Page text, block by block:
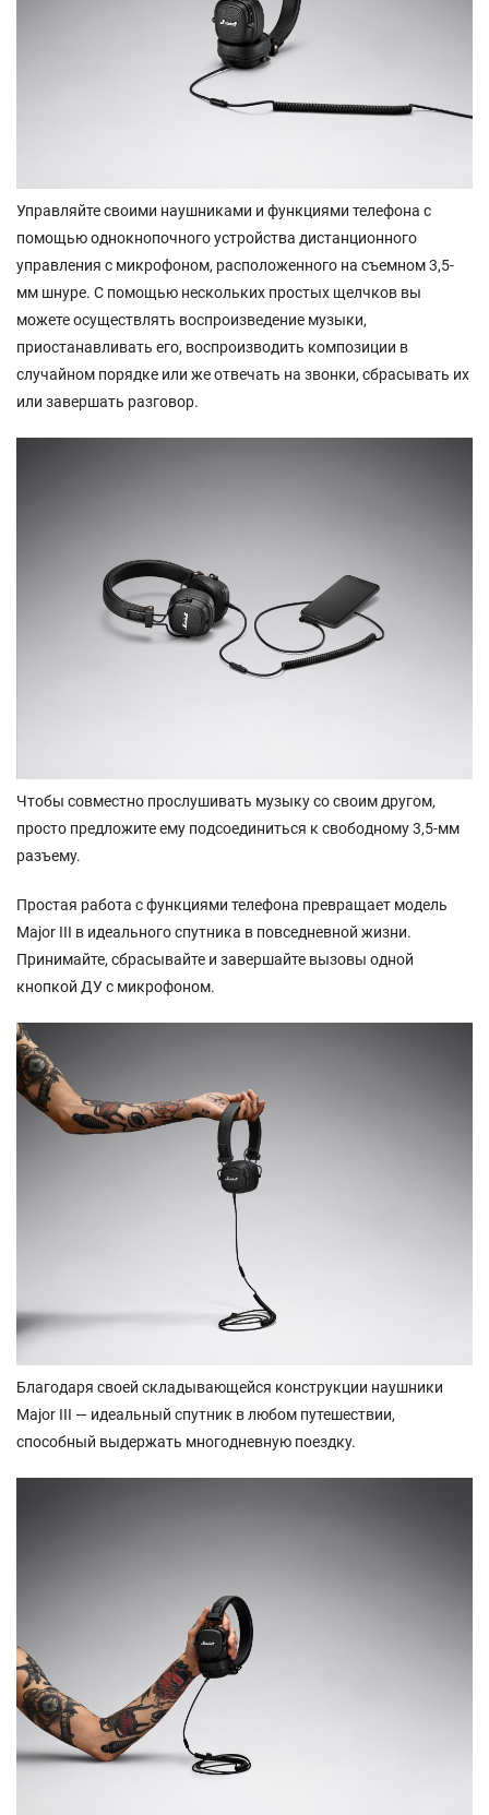
Управляйте своими наушниками и функциями телефона с
помощью однокнопочного устройства дистанционного
управления с микрофоном, расположенного на съемном 3,5-
мм шнуре. С помощью нескольких простых щелчков вы
можете осуществлять воспроизведение музыки,
приостанавливать его, воспроизводить композиции в
случайном порядке или же отвечать на звонки, сбрасывать их
или завершать разговор.
Чтобы совместно прослушивать музыку со своим другом,
просто предложите ему подсоединиться к свободному 3,5-мм
разъему.
Простая работа с функциями телефона превращает модель
Major III в идеального спутника в повседневной жизни.
Принимайте, сбрасывайте и завершайте вызовы одной
кнопкой ДУ с микрофоном.
Благодаря своей складывающейся конструкции наушники
Major III — идеальный спутник в любом путешествии,
способный выдержать многодневную поездку.